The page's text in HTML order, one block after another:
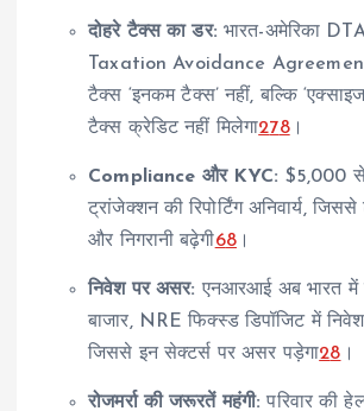
दोहरे टैक्स का डर: भारत-अमेरिका
Taxation Avoidance
टैक्स ‘इनकम टैक्स’ नहीं, बल्कि
टैक्स क्रेडिट नहीं मिलेगा278।
Compliance और KYC: $5,000 से
ट्रांजेक्शन की रिपोर्टिंग अनिवार्य,
और निगरानी बढ़ेगी68।
निवेश पर असर: एनआरआई अब भारत में
बाजार, NRE फिक्स्ड डिपॉजिट में
जिससे इन सेक्टर्स पर असर पड़ेगा28 ।
रोजमर्रा की जरूरतें महंगी: परिवार की